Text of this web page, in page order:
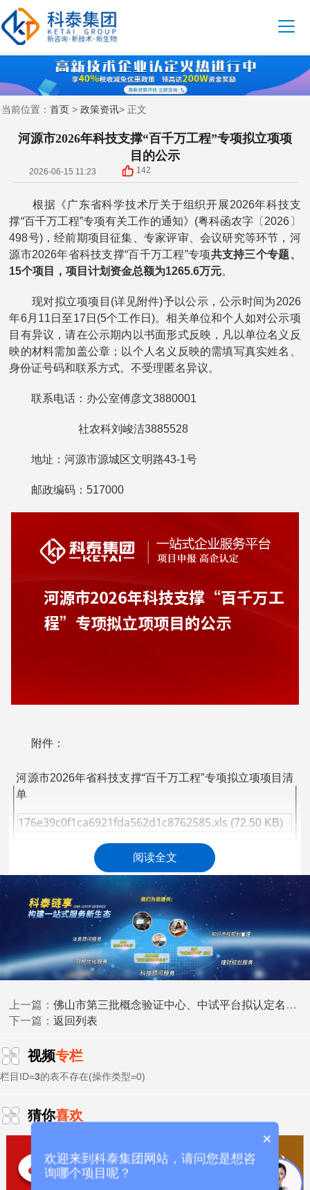
当前位置： 首页 > 政策资讯> 正文
河源市2026年科技支撑“百千万工程”专项拟立项项
目的公示
2026-06-15 11:23 142
根据《广东省科学技术厅关于组织开展2026年科技支
撑“百千万工程”专项有关工作的通知》(粤科函农字〔2026〕
498号)，经前期项目征集、专家评审、会议研究等环节，河
源市2026年省科技支撑“百千万工程”专项共支持三个专题、
15个项目，项目计划资金总额为1265.6万元。
现对拟立项项目(详见附件)予以公示，公示时间为2026
年6月11日至17日(5个工作日)。相关单位和个人如对公示项
目有异议，请在公示期内以书面形式反映，凡以单位名义反
映的材料需加盖公章；以个人名义反映的需填写真实姓名、
身份证号码和联系方式。不受理匿名异议。
联系电话：办公室傅彦文3880001
社农科刘峻洁3885528
地址：河源市源城区文明路43-1号
邮政编码：517000
附件：
河源市2026年省科技支撑“百千万工程”专项拟立项项目清
单
176e39c0f1ca6921fda562d1c8762585.xls (72.50 KB)
河源市科学技术局
2026年6月10日
提供高新技术企业认定、名优高新技术产品认定、省市工程
中心认定、省市企业技术中心认定、省市工业设计中心认
小企业、专精特新“小巨人”、制造业单项冠军、专利软著申
请、研发费用加计扣除、两化融合贯标
果评价、科技成果转化
时获取最新科技项目资讯！
阅读全文
上一篇：佛山市第三批概念验证中心、中试平台拟认定名单的公示
下一篇：返回列表
视频专栏
栏目ID=3的表不存在(操作类型=0)
猜你喜欢
×
欢迎来到科泰集团网站，请问您是想咨
询哪个项目呢？